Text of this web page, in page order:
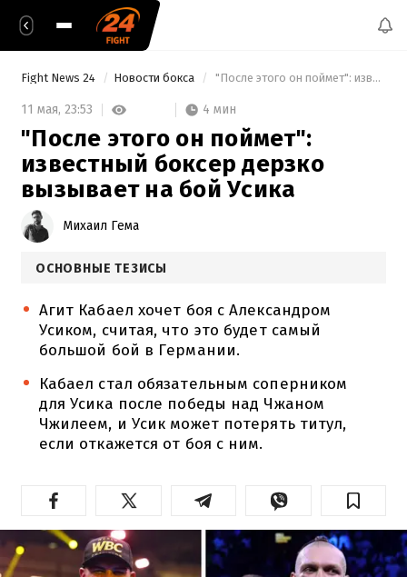
Fight News 24 Новости бокса "После этого он поймет": известный боксер дерзко вызывает на бой Усика
11 мая, 23:53 4 мин
"После этого он поймет":
известный боксер дерзко
вызывает на бой Усика
Михаил Гема
ОСНОВНЫЕ ТЕЗИСЫ
Агит Кабаел хочет боя с Александром
Усиком, считая, что это будет самый
большой бой в Германии.
Кабаел стал обязательным соперником
для Усика после победы над Чжаном
Чжилеем, и Усик может потерять титул,
если откажется от боя с ним.